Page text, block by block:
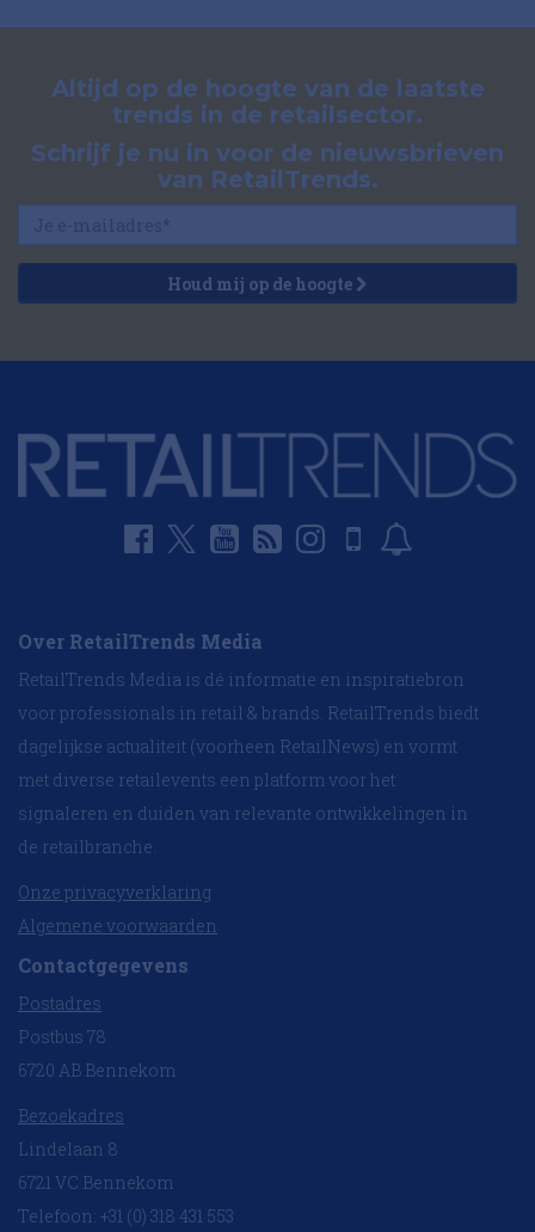
Altijd op de hoogte van de laatste
trends in de retailsector.
Schrijf je nu in voor de nieuwsbrieven
van RetailTrends.
Houd mij op de hoogte
Over RetailTrends Media
RetailTrends Media is dé informatie en inspiratiebron
voor professionals in retail & brands. RetailTrends biedt
dagelijkse actualiteit (voorheen RetailNews) en vormt
met diverse retailevents een platform voor het
signaleren en duiden van relevante ontwikkelingen in
de retailbranche.
Onze privacyverklaring
Algemene voorwaarden
Contactgegevens
Postadres
Postbus 78
6720 AB Bennekom
Bezoekadres
Lindelaan 8
6721 VC Bennekom
Telefoon: +31 (0) 318 431 553